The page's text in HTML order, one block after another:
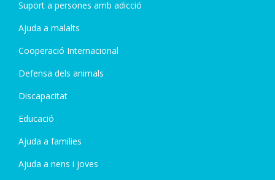
Suport a persones amb adicció
Ajuda a malalts
Cooperació Internacional
Defensa dels animals
Discapacitat
Educació
Ajuda a families
Ajuda a nens i joves